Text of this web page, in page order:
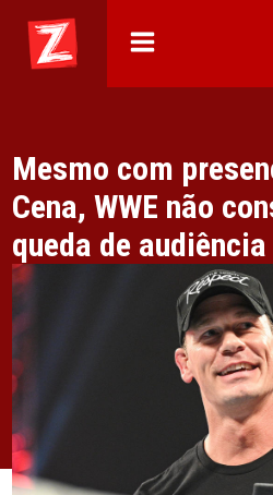
Mesmo com
Cena, WWE não
queda de audiência